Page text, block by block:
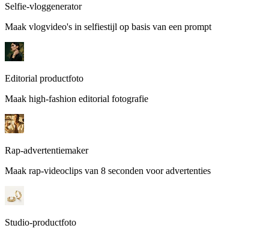
Selfie-vloggenerator
Maak vlogvideo's in selfiestijl op basis van een prompt
Editorial productfoto
Maak high-fashion editorial fotografie
Rap-advertentiemaker
Maak rap-videoclips van 8 seconden voor advertenties
Studio-productfoto